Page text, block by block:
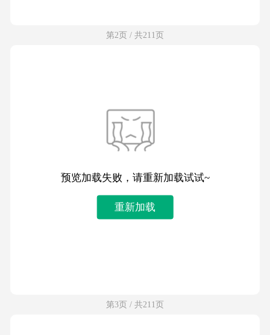
第2页 / 共211页
预览加载失败，请重新加载试试~
重新加载
第3页 / 共211页